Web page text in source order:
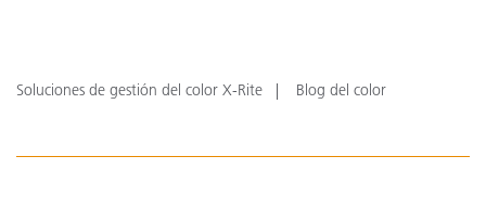
Soluciones de gestión del color X-Rite Blog del color